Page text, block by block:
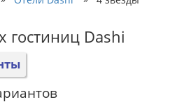
гостиниц Dashi